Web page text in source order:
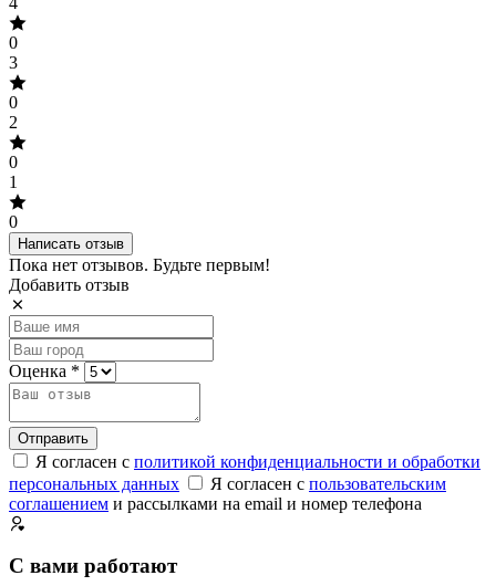
0
3
0
2
0
1
0
Написать отзыв
Пока нет отзывов. Будьте первым!
Добавить отзыв
Оценка *
Отправить
Я согласен с политикой конфиденциальности и обработки
персональных данных
Я согласен с пользовательским
соглашением и рассылками на email и номер телефона
С вами работают